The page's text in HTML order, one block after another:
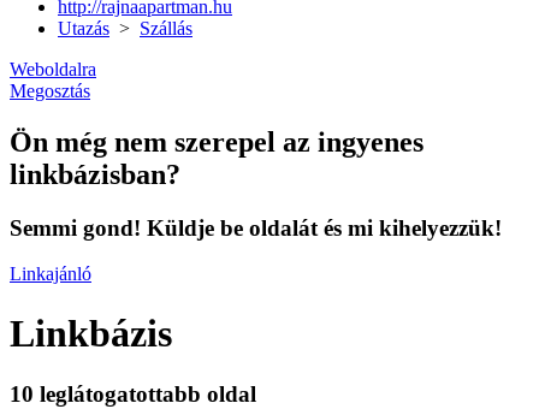
http://rajnaapartman.hu
Utazás > Szállás
Weboldalra
Megosztás
Ön még nem szerepel az ingyenes
linkbázisban?
Semmi gond! Küldje be oldalát és mi kihelyezzük!
Linkajánló
Linkbázis
10 leglátogatottabb oldal